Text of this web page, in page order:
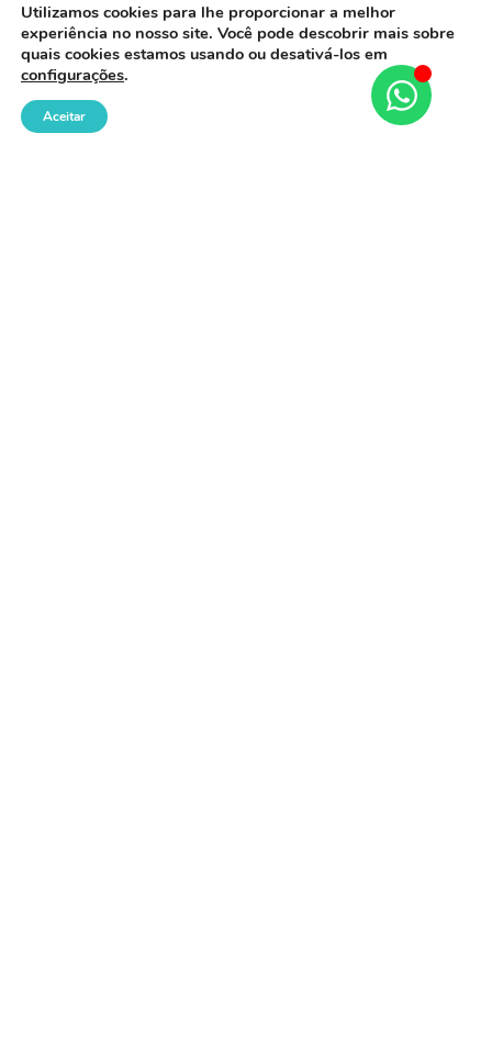
Utilizamos cookies para lhe proporcionar a melhor
experiência no nosso site. Você pode descobrir mais sobre
quais cookies estamos usando ou desativá-los em
configurações.
Aceitar